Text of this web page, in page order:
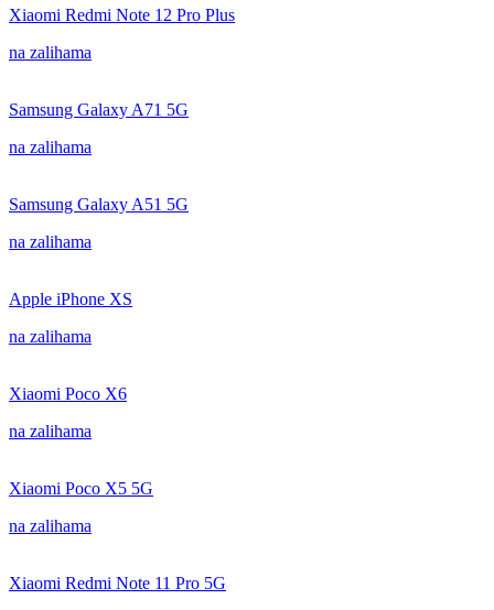
Xiaomi Redmi Note 12 Pro Plus
na zalihama
Samsung Galaxy A71 5G
na zalihama
Samsung Galaxy A51 5G
na zalihama
Apple iPhone XS
na zalihama
Xiaomi Poco X6
na zalihama
Xiaomi Poco X5 5G
na zalihama
Xiaomi Redmi Note 11 Pro 5G